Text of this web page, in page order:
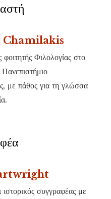
Chamilakis
Φιλολογίας στο
Πανεπιστήμιο
με πάθος για τη γλώσσα
συγγραφέας με